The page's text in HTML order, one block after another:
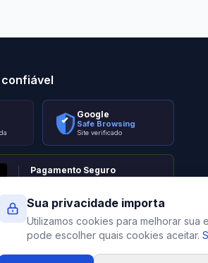
Google
Safe Browsing
Site verificado
Pagamento Seguro
Sua privacidade importa
Utilizamos cookies para melhorar
pode escolher quais cookies aceitar.